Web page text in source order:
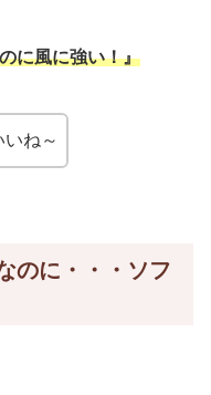
に風に強い！』
ね～
のに・・・ソフ